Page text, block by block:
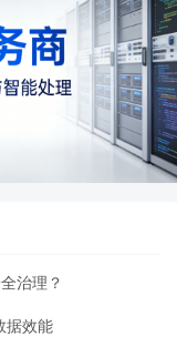
治理？
据效能